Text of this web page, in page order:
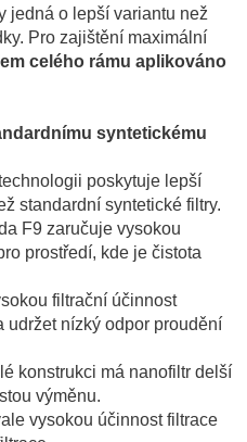
jedná o lepší variantu než
Pro zajištění maximální
celého rámu aplikováno
syntetickému
poskytuje lepší
standardní syntetické filtry.
F9 zaručuje vysokou
prostředí, kde je čistota
filtrační účinnost
nízký odpor proudění
konstrukci má nanofiltr delší
výměnu.
vysokou účinnost filtrace